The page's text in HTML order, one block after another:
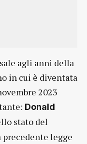
agli anni della
in cui è diventata
2023
Donald
stato del
precedente legge